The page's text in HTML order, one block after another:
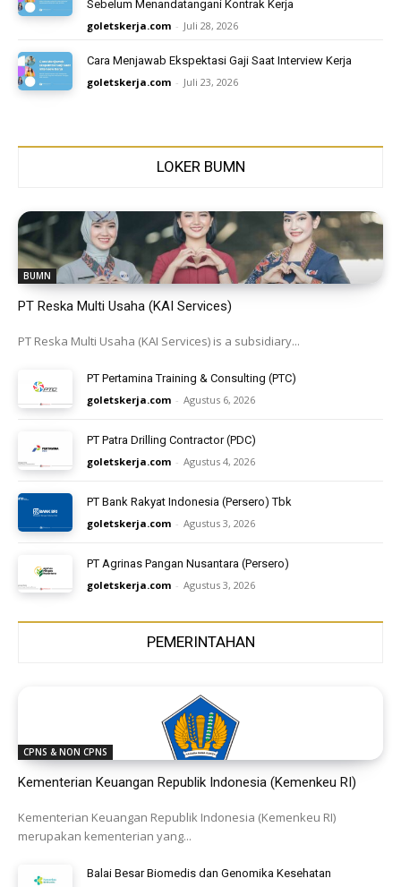
Sebelum Menandatangani Kontrak Kerja
goletskerja.com - Juli 28, 2026
Cara Menjawab Ekspektasi Gaji Saat Interview Kerja
goletskerja.com - Juli 23, 2026
LOKER BUMN
BUMN
PT Reska Multi Usaha (KAI Services)
PT Reska Multi Usaha (KAI Services) is a subsidiary...
PT Pertamina Training & Consulting (PTC)
goletskerja.com - Agustus 6, 2026
PT Patra Drilling Contractor (PDC)
goletskerja.com - Agustus 4, 2026
PT Bank Rakyat Indonesia (Persero) Tbk
goletskerja.com - Agustus 3, 2026
PT Agrinas Pangan Nusantara (Persero)
goletskerja.com - Agustus 3, 2026
PEMERINTAHAN
CPNS & NON CPNS
Kementerian Keuangan Republik Indonesia (Kemenkeu RI)
Kementerian Keuangan Republik Indonesia (Kemenkeu RI)
merupakan kementerian yang...
Balai Besar Biomedis dan Genomika Kesehatan